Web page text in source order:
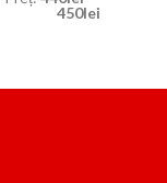
450lei